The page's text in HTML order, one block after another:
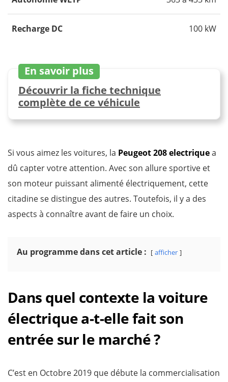
Recharge DC 100 kW
En savoir plus
Découvrir la fiche technique
complète de ce véhicule
Si vous aimez les voitures, la Peugeot 208 electriquea
dû capter votre attention. Avec son allure sportive et
son moteur puissant alimenté électriquement, cette
citadine se distingue des autres. Toutefois, il y a des
aspects à connaître avant de faire un choix.
Au programme dans cet article : afficher
Dans quel contexte la voiture
électrique a-t-elle fait son
entrée sur le marché ?
C’est en Octobre 2019 que débute la commercialisation